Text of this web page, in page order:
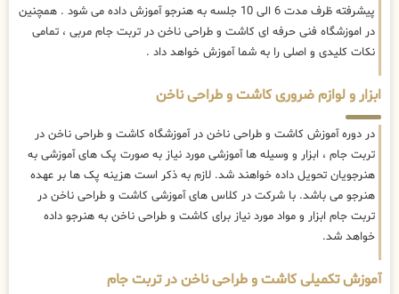
پیشرفته ظرف مدت 6 الی 10 جلسه به هنرجو آموزش داده می شود . همچنین
در اموزشگاه فنی حرفه ای کاشت و طراحی ناخن در تربت جام مربی ، تمامی
نکات کلیدی و اصلی را به شما آموزش خواهد داد .
ابزار و لوازم ضروری کاشت و طراحی ناخن
در دوره آموزش کاشت و طراحی ناخن در آموزشگاه کاشت و طراحی ناخن در
تربت جام ، ابزار و وسیله ها آموزشی مورد نیاز به صورت پک های آموزشی به
هنرجویان تحویل داده خواهند شد. لازم به ذکر است هزینه پک ها بر عهده
هنرجو می باشد. با شرکت در کلاس های آموزشی کاشت و طراحی ناخن در
تربت جام ابزار و مواد مورد نیاز برای کاشت و طراحی ناخن به هنرجو داده
خواهد شد.
آموزش تکمیلی کاشت و طراحی ناخن در تربت جام